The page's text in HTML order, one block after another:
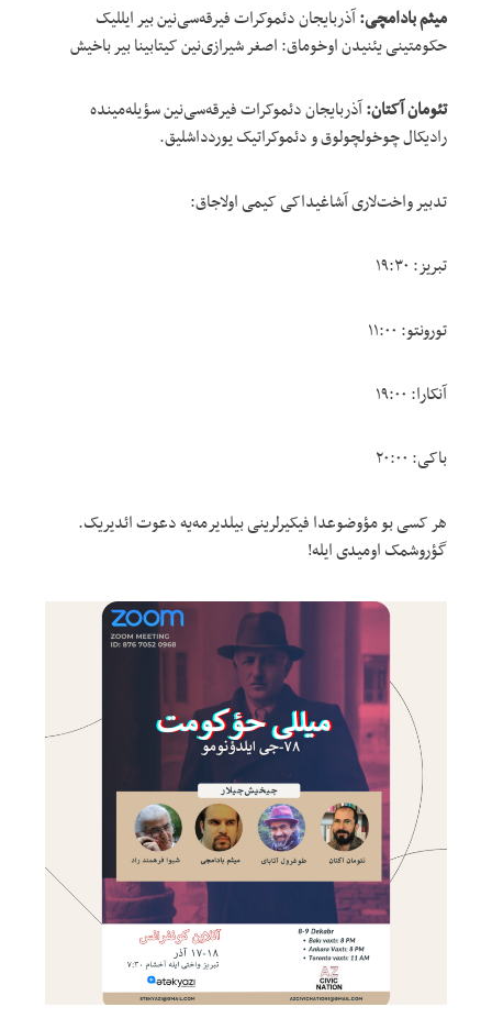
میثم بادامچی:آذربایجان دئموکرات فیرقه‌سی‌نین بیر ایللیک
حکومتینی یئنیدن اوخوماق: اصغر شیرازی‌نین کیتابینا بیر باخیش
تئومان آکتان:آذربایجان دئموکرات فیرقه‌سی‌نین سؤیله‌مینده
رادیکال چوخولچولوق و دئموکراتیک یوردداشلیق.
تدبیر واخت‌لاری آشاغیداکی کیمی اولاجاق:
تبریز: ۱۹:۳۰
تورونتو: ۱۱:۰۰
آنکارا: ۱۹:۰۰
باکی: ۲۰:۰۰
هر کسی بو مؤوضوعدا فیکیرلرینی بیلدیرمه‌یه دعوت ائدیریک.
گؤروشمک اومیدی ایله!